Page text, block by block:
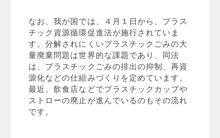
なお、我が国では、４月１日から、プラス
チック資源循環促進法が施行されていま
す。分解されにくいプラスチックごみの大
量廃棄問題は世界的な課題であり、同法
は、プラスチックごみの排出の抑制、再資
源化などの仕組みづくりを定めています。
最近、飲食店などでプラスチックカップや
ストローの廃止が進んでいるのもその流れ
です。